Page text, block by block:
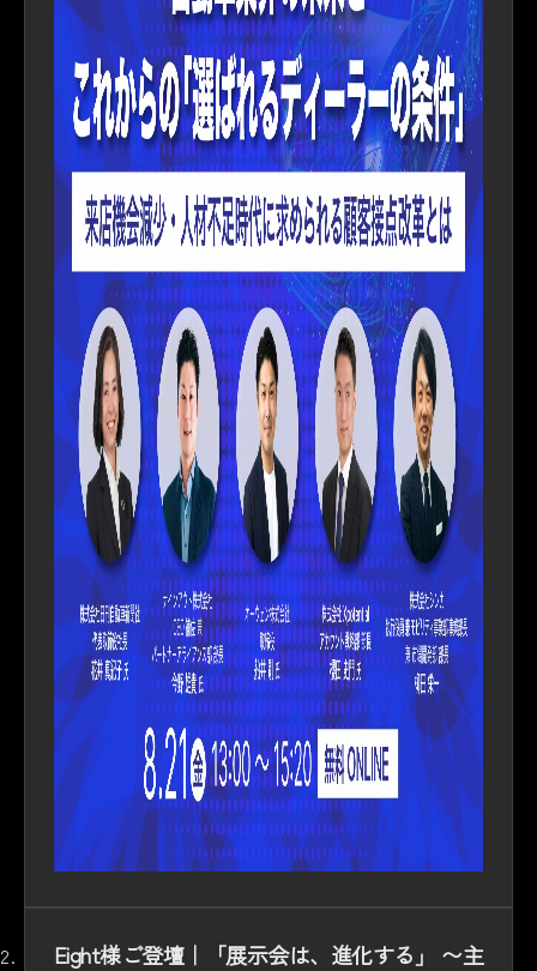
Eight様ご登壇｜「展示会は、進化する」 〜主